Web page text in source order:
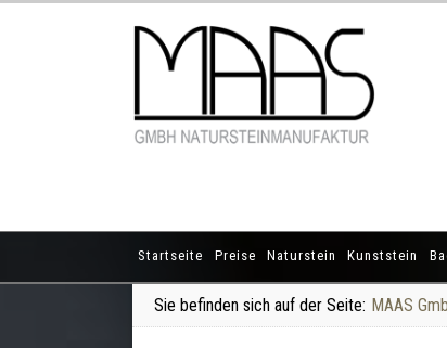
Startseite Preise Naturstein Kunststein
Sie befinden sich auf der Seite: MAAS